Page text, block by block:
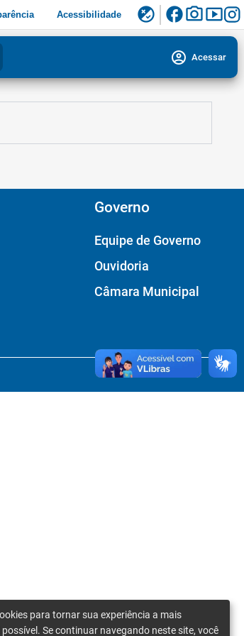
Acessibilidade flaky facebookphoto_camerasmart_display
account_circle Acessar
Governo
Equipe de Governo
Ouvidoria
Câmara Municipal
para tornar sua experiência a mais
Se continuar navegando neste site, você